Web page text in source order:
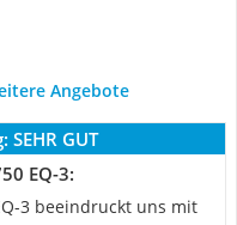
Angebote
SEHR GUT
EQ-3:
3 beeindruckt uns mit